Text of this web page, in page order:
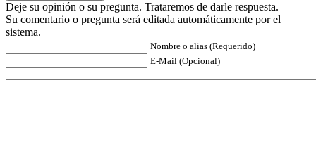
Deje su opinión o su pregunta. Trataremos de darle respuesta.
Su comentario o pregunta será editada automáticamente por el
sistema.
Nombre o alias (Requerido)
E-Mail (Opcional)